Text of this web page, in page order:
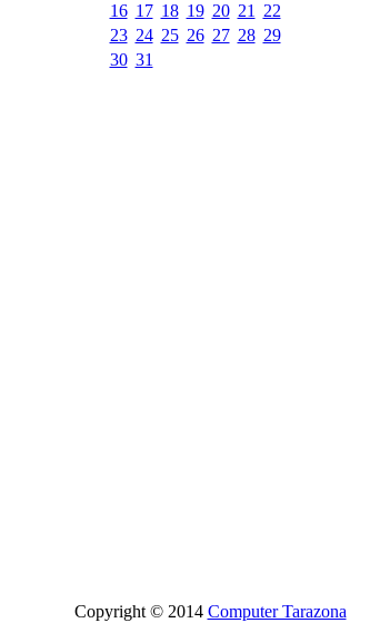
16 17 18 19 20 21
22
23 24 25 26 27 28 29
30 31
Copyright © 2014 Computer Tarazona